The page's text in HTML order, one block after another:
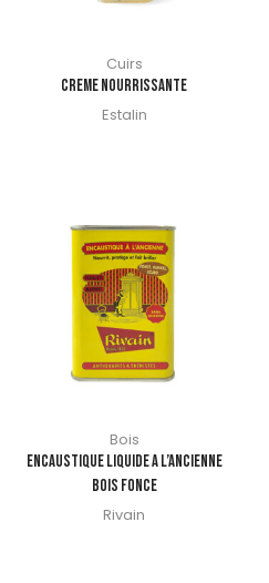
Cuirs
CREME NOURRISSANTE
Estalin
Bois
ENCAUSTIQUE LIQUIDE A L’ANCIENNE
BOIS FONCE
Rivain